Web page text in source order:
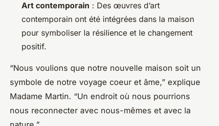
Art contemporain : Des œuvres d’art
contemporain ont été intégrées dans la maison
pour symboliser la résilience et le changement
positif.
“Nous voulions que notre nouvelle maison soit un
symbole de notre voyage coeur et âme,” explique
Madame Martin. “Un endroit où nous pourrions
nous reconnecter avec nous-mêmes et avec la